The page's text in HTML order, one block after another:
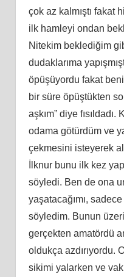
çok az kalmıştı fakat
ilk hamleyi ondan
Nitekim beklediğim
dudaklarıma
öpüşüyordu fakat beni
bir süre öpüştükten
aşkım” diye
odama götürdüm ve
çekmesini isteyerek
İlknur bunu ilk kez
söyledi. Ben de ona
yaşatacağımı,
söyledim. Bunun
gerçekten amatördü
oldukça azdırıyordu.
sikimi yalarken ve